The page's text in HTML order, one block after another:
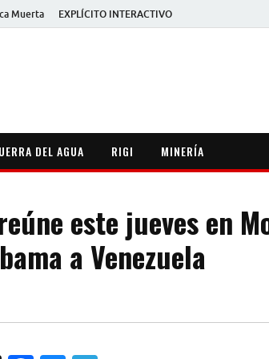
Muerta EXPLÍCITO INTERACTIVO
DEL AGUA RIGI MINERÍA
este jueves en
a Venezuela